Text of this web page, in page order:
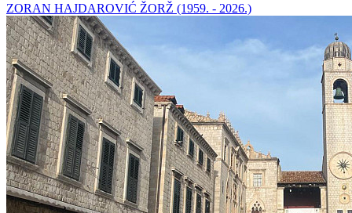
ZORAN HAJDAROVIĆ ŽORŽ (1959. - 2026.)